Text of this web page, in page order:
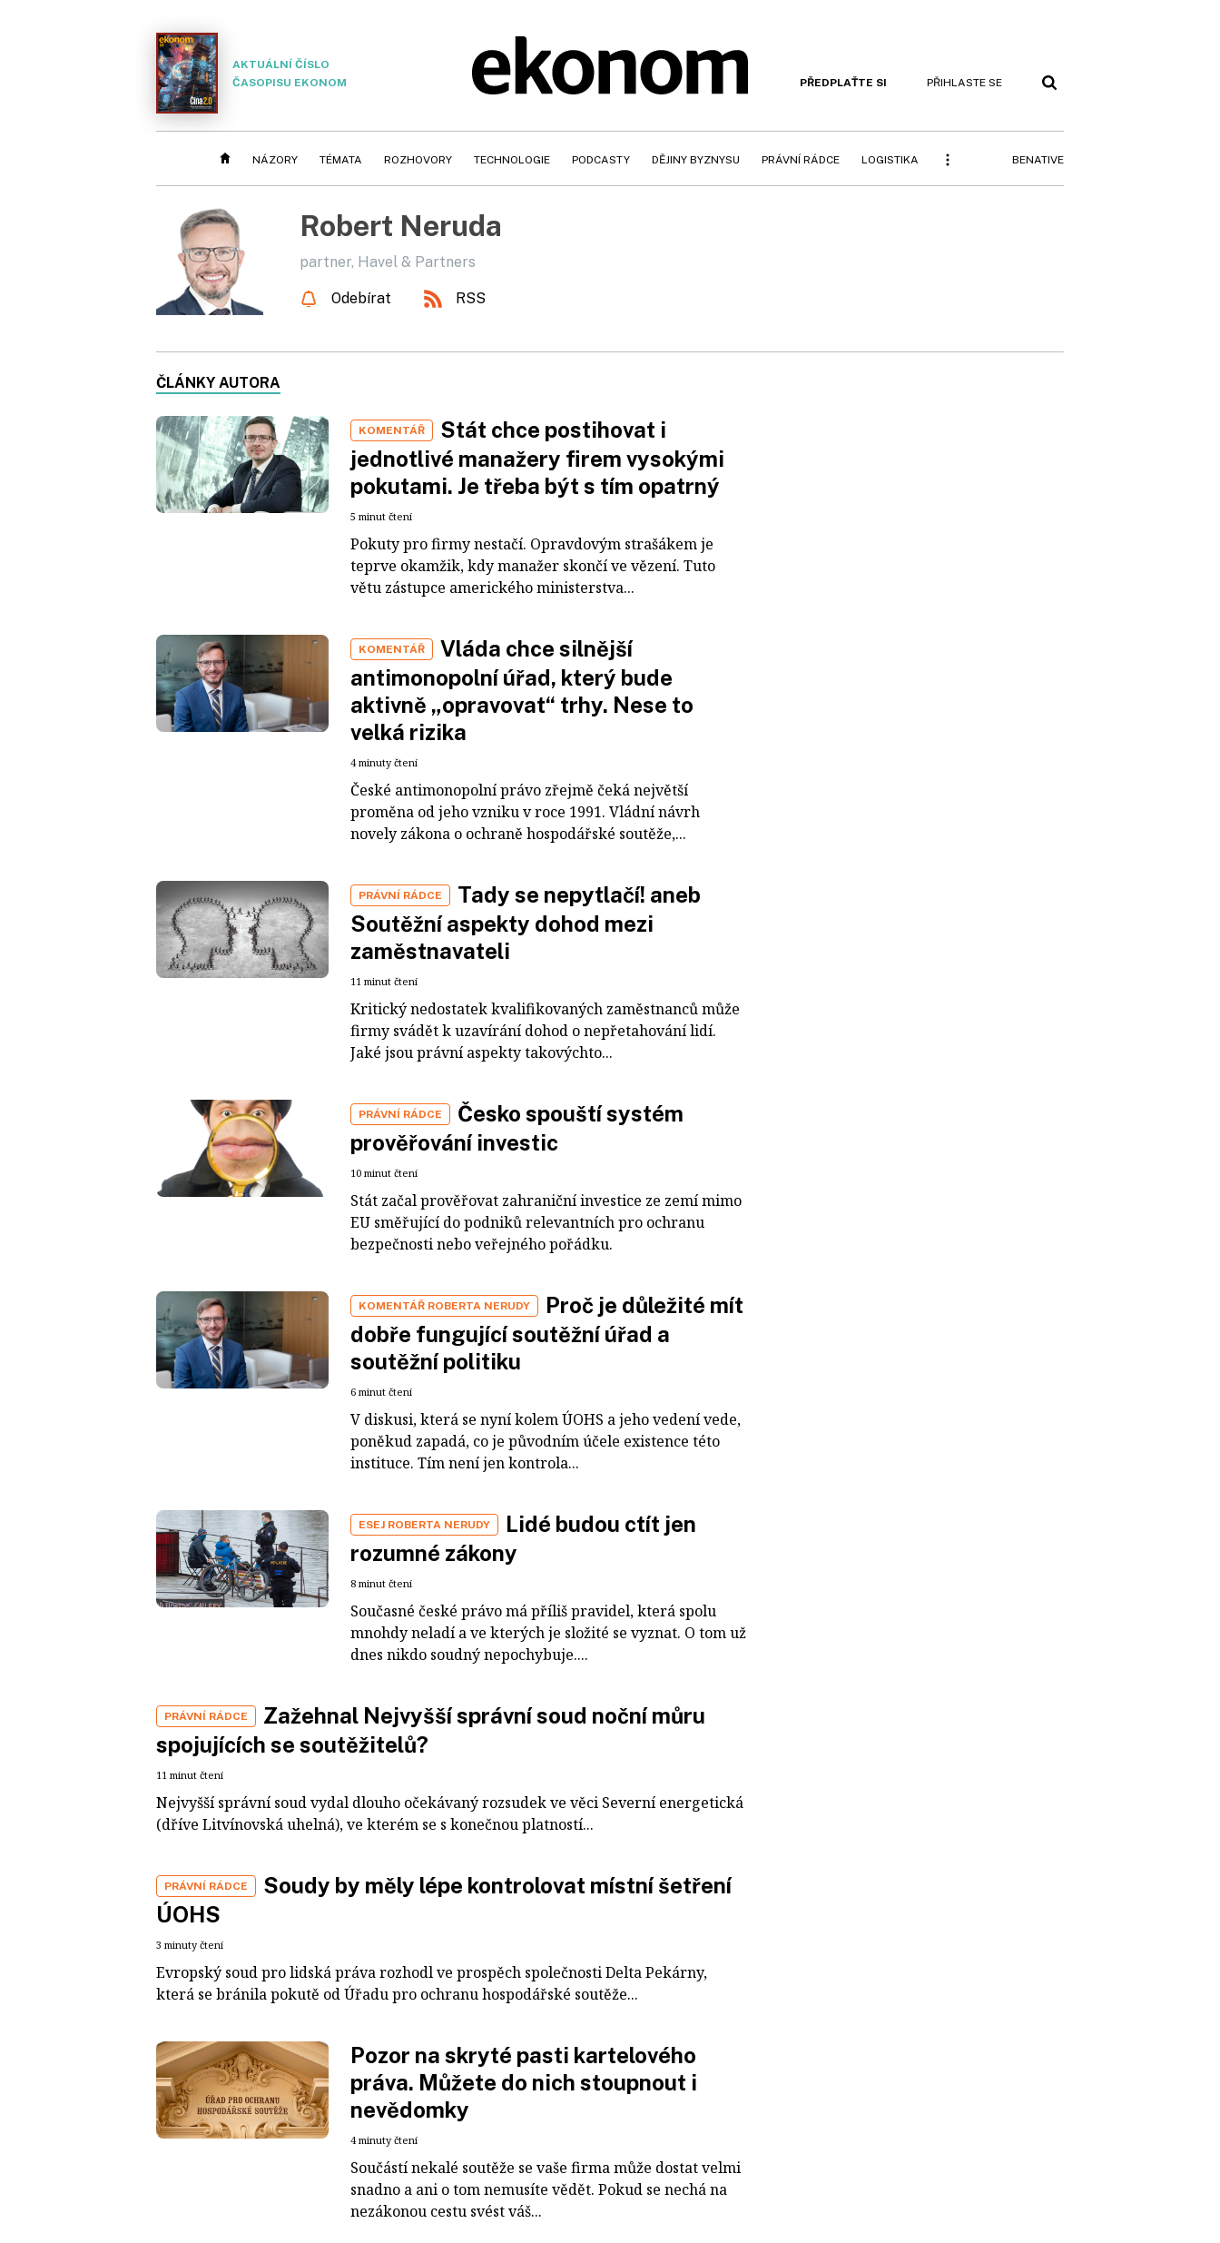
AKTUÁLNÍ ČÍSLO
ČASOPISU EKONOM
PŘEDPLAŤTE SI PŘIHLASTE SE
NÁZORY TÉMATA ROZHOVORY TECHNOLOGIE PODCASTY DĚJINY BYZNYSU PRÁVNÍ RÁDCE LOGISTIKA BENATIVE
Robert Neruda
partner, Havel & Partners
Odebírat RSS
ČLÁNKY AUTORA
KOMENTÁŘ
Stát chce postihovat i
jednotlivé manažery firem vysokými
pokutami. Je třeba být s tím opatrný
5 minut čtení
Pokuty pro firmy nestačí. Opravdovým strašákem je
teprve okamžik, kdy manažer skončí ve vězení. Tuto
větu zástupce amerického ministerstva...
KOMENTÁŘ
Vláda chce silnější
antimonopolní úřad, který bude
aktivně „opravovat“ trhy. Nese to
velká rizika
4 minuty čtení
České antimonopolní právo zřejmě čeká největší
proměna od jeho vzniku v roce 1991. Vládní návrh
novely zákona o ochraně hospodářské soutěže,...
PRÁVNÍ RÁDCE
Tady se nepytlačí! aneb
Soutěžní aspekty dohod mezi
zaměstnavateli
11 minut čtení
Kritický nedostatek kvalifikovaných zaměstnanců může
firmy svádět k uzavírání dohod o nepřetahování lidí.
Jaké jsou právní aspekty takovýchto...
PRÁVNÍ RÁDCE
Česko spouští systém
prověřování investic
10 minut čtení
Stát začal prověřovat zahraniční investice ze zemí mimo
EU směřující do podniků relevantních pro ochranu
bezpečnosti nebo veřejného pořádku.
KOMENTÁŘ ROBERTA NERUDY
Proč je důležité mít
dobře fungující soutěžní úřad a
soutěžní politiku
6 minut čtení
V diskusi, která se nyní kolem ÚOHS a jeho vedení vede,
poněkud zapadá, co je původním účele existence této
instituce. Tím není jen kontrola...
ESEJ ROBERTA NERUDY
Lidé budou ctít jen
rozumné zákony
8 minut čtení
Současné české právo má příliš pravidel, která spolu
mnohdy neladí a ve kterých je složité se vyznat. O tom už
dnes nikdo soudný nepochybuje....
PRÁVNÍ RÁDCE
Zažehnal Nejvyšší správní soud noční můru
spojujících se soutěžitelů?
11 minut čtení
Nejvyšší správní soud vydal dlouho očekávaný rozsudek ve věci Severní energetická
(dříve Litvínovská uhelná), ve kterém se s konečnou platností...
PRÁVNÍ RÁDCE
Soudy by měly lépe kontrolovat místní šetření
ÚOHS
3 minuty čtení
Evropský soud pro lidská práva rozhodl ve prospěch společnosti Delta Pekárny,
která se bránila pokutě od Úřadu pro ochranu hospodářské soutěže...
Pozor na skryté pasti kartelového
práva. Můžete do nich stoupnout i
nevědomky
4 minuty čtení
Součástí nekalé soutěže se vaše firma může dostat velmi
snadno a ani o tom nemusíte vědět. Pokud se nechá na
nezákonou cestu svést váš...